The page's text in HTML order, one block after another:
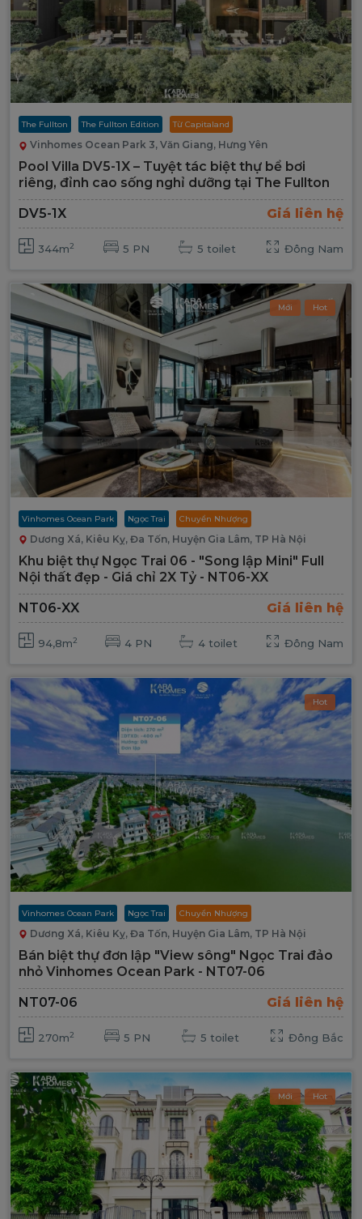
The Fullton The Fullton Edition Từ Capitaland
Vinhomes Ocean Park 3, Văn Giang, Hưng Yên
Pool Villa DV5-1X – Tuyệt tác biệt thự bể bơi
riêng, đỉnh cao sống nghỉ dưỡng tại The Fullton
DV5-1X
Giá liên hệ
344m2 5 PN 5 toilet Đông Nam
Mới Hot
Vinhomes Ocean Park Ngọc Trai Chuyển Nhượng
Dương Xá, Kiêu Kỵ, Đa Tốn, Huyện Gia Lâm, TP Hà Nội
Khu biệt thự Ngọc Trai 06 - "Song lập Mini" Full
Nội thất đẹp - Giá chỉ 2X Tỷ - NT06-XX
NT06-XX
Giá liên hệ
94,8m2 4 PN 4 toilet Đông Nam
Hot
Vinhomes Ocean Park Ngọc Trai Chuyển Nhượng
Dương Xá, Kiêu Kỵ, Đa Tốn, Huyện Gia Lâm, TP Hà Nội
Bán biệt thự đơn lập "View sông" Ngọc Trai đảo
nhỏ Vinhomes Ocean Park - NT07-06
NT07-06
Giá liên hệ
270m2 5 PN 5 toilet Đông Bắc
Mới Hot